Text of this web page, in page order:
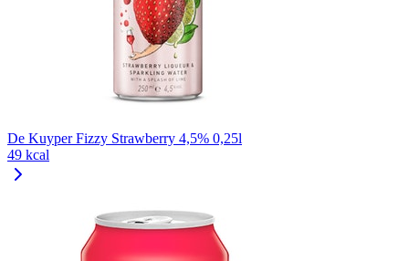
De Kuyper Fizzy Strawberry 4,5% 0,25l
49 kcal